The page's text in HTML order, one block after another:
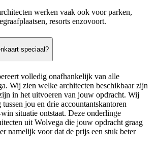
werken vaak ook voor parken,
resorts enzovoort.
speciaal?
volledig onafhankelijk van alle
Wij zien welke architecten beschikbaar zijn
in het uitvoeren van jouw opdracht. Wij
jou en drie accountantskantoren
situatie ontstaat. Deze onderlinge
uit Wolvega die jouw opdracht graag
namelijk voor dat de prijs een stuk beter